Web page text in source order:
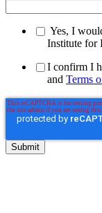
Yes, I
Institute for
I confirm I
and Terms